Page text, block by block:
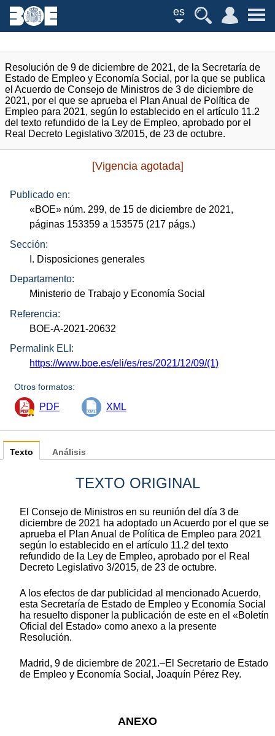
es
Resolución de 9 de diciembre de 2021, de la Secretaría de
Estado de Empleo y Economía Social, por la que se publica
el Acuerdo de Consejo de Ministros de 3 de diciembre de
2021, por el que se aprueba el Plan Anual de Política de
Empleo para 2021, según lo establecido en el artículo 11.2
del texto refundido de la Ley de Empleo, aprobado por el
Real Decreto Legislativo 3/2015, de 23 de octubre.
[Vigencia agotada]
Publicado en:
«BOE» núm. 299, de 15 de diciembre de 2021,
páginas 153359 a 153575 (217 págs.)
Sección:
I. Disposiciones generales
Departamento:
Ministerio de Trabajo y Economía Social
Referencia:
BOE-A-2021-20632
Permalink ELI:
https://www.boe.es/eli/es/res/2021/12/09/(1)
Otros formatos:
PDF XML
Texto
TEXTO ORIGINAL
El Consejo de Ministros en su reunión del día 3 de
diciembre de 2021 ha adoptado un Acuerdo por el que se
aprueba el Plan Anual de Política de Empleo para 2021
según lo establecido en el artículo 11.2 del texto
refundido de la Ley de Empleo, aprobado por el Real
Decreto Legislativo 3/2015, de 23 de octubre.
A los efectos de dar publicidad al mencionado Acuerdo,
esta Secretaría de Estado de Empleo y Economía Social
ha resuelto disponer la publicación de este en el «Boletín
Oficial del Estado» como anexo a la presente
Resolución.
Madrid, 9 de diciembre de 2021.–El Secretario de Estado
de Empleo y Economía Social, Joaquín Pérez Rey.
ANEXO
Análisis